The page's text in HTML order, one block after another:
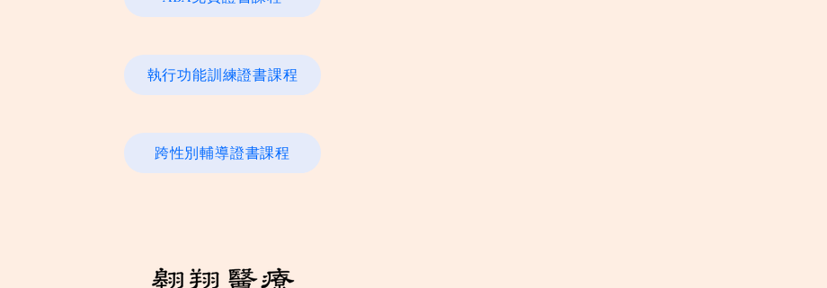
執行功能訓練證書課程
跨性別輔導證書課程